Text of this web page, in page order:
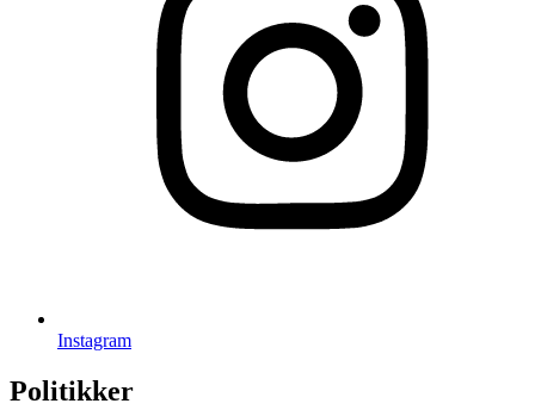
Instagram
Politikker